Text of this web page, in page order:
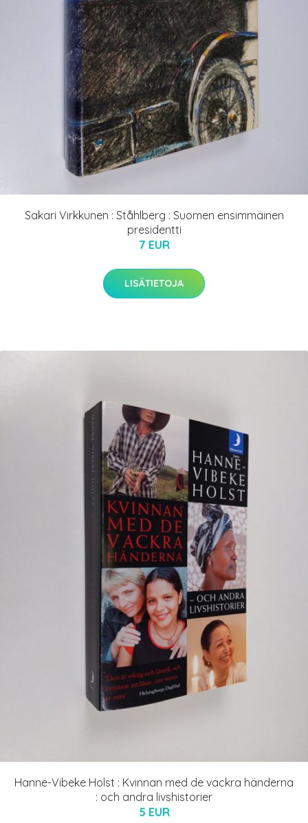
Sakari Virkkunen : Ståhlberg : Suomen ensimmäinen
presidentti
7 EUR
LISÄTIETOJA
Hanne-Vibeke Holst : Kvinnan med de vackra händerna
: och andra livshistorier
5 EUR